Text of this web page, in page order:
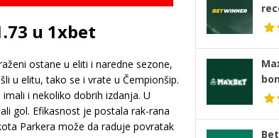
u 1xbet
ostane u eliti i naredne sezone,
u elitu, tako se i vrate u Čempionšip.
i nekoliko dobrih izdanja. U
gol. Efikasnost je postala rak-rana
Parkera može da raduje povratak